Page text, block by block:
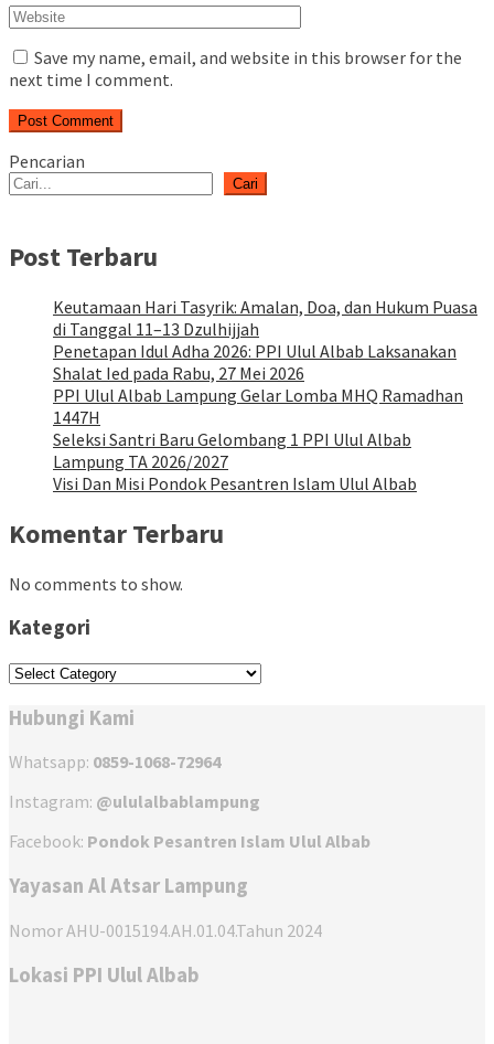
Save my name, email, and website in this browser for the
next time I comment.
Pencarian
Cari
Post Terbaru
Keutamaan Hari Tasyrik: Amalan, Doa, dan Hukum Puasa
di Tanggal 11–13 Dzulhijjah
Penetapan Idul Adha 2026: PPI Ulul Albab Laksanakan
Shalat Ied pada Rabu, 27 Mei 2026
PPI Ulul Albab Lampung Gelar Lomba MHQ Ramadhan
1447H
Seleksi Santri Baru Gelombang 1 PPI Ulul Albab
Lampung TA 2026/2027
Visi Dan Misi Pondok Pesantren Islam Ulul Albab
Komentar Terbaru
No comments to show.
Kategori
Kategori
Hubungi Kami
Whatsapp: 0859-1068-72964
Instagram: @ululalbablampung
Facebook: Pondok Pesantren Islam Ulul Albab
Yayasan Al Atsar Lampung
Nomor AHU-0015194.AH.01.04.Tahun 2024
Lokasi PPI Ulul Albab